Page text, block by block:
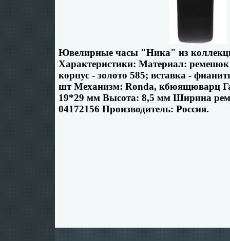
Ювелирные часы "Ника" из
Характеристики: Материал:
корпус - золото 585; вставка -
шт Механизм: Ronda, кбюящюварц
19*29 мм Высота: 8,5 мм Ширина
04172156 Производитель: Россия.